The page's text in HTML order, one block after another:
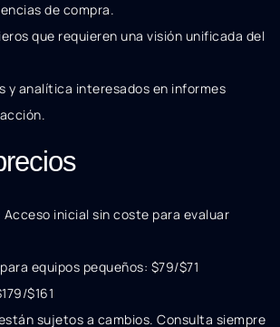
de compra.
que requieren una visión unificada del
y analítica interesados en informes
Acceso inicial sin coste para evaluar
equipos pequeños: $79/$71
$161
sujetos a cambios. Consulta siempre